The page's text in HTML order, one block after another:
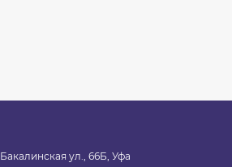
Бакалинская ул., 66Б, Уфа